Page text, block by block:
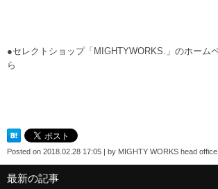
●セレクトショップ「MIGHTYWORKS.」のホーム
ら
Posted on 2018.02.28 17:05 | by MIGHTY WORKS head office
最新の記事